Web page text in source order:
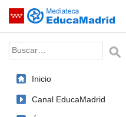
Saltar navegación
Palabra o frase:
Inicio
Canal EducaMadrid